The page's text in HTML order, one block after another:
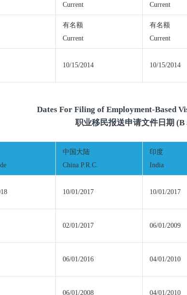
Current
Current
有名额
Current
有名额
Current
10/15/2014 10/15/2014
Dates For Filing of Employment-Based
职业移民报送申请文件日期 (B
中国大陆
China P.R.C.
印度
India
10/01/2017 10/01/2017
02/01/2017 06/01/2009
06/01/2016 04/01/2010
06/01/2008 04/01/2010